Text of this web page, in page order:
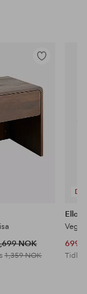
Legg
favoritter
NOK
1,359 NOK
Ellos
699
Tidl.